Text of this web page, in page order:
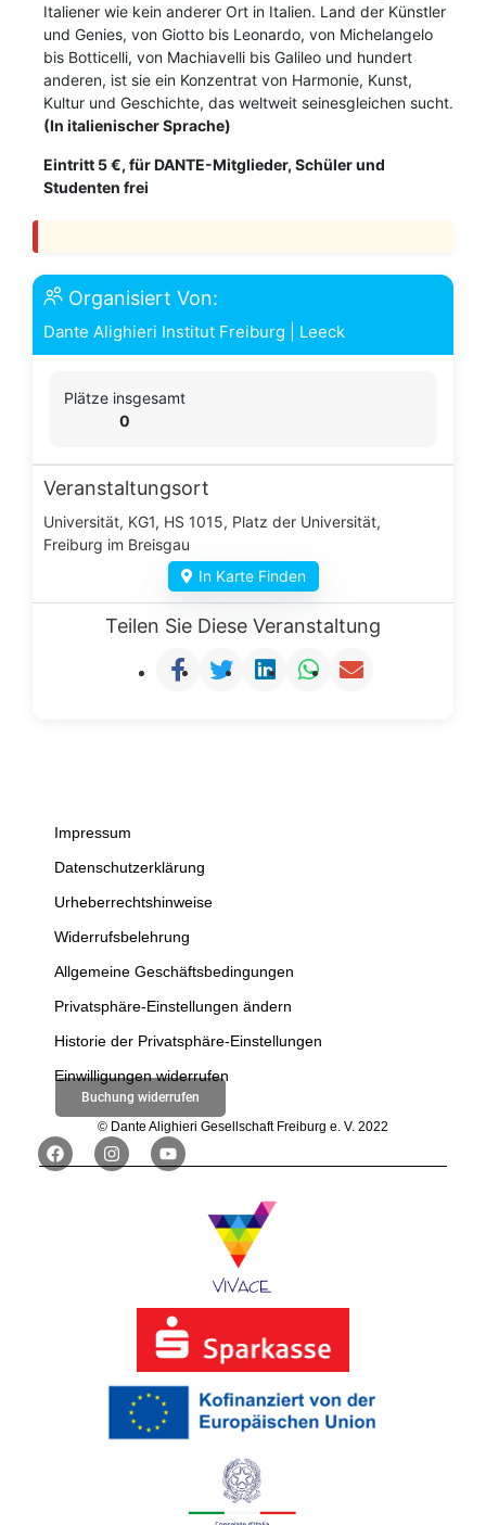
Italiener wie kein anderer Ort in Italien. Land der Künstler
und Genies, von Giotto bis Leonardo, von Michelangelo
bis Botticelli, von Machiavelli bis Galileo und hundert
anderen, ist sie ein Konzentrat von Harmonie, Kunst,
Kultur und Geschichte, das weltweit seinesgleichen sucht.
(In italienischer Sprache)
Eintritt 5 €, für DANTE-Mitglieder, Schüler und
Studenten frei
Organisiert Von:
Dante Alighieri Institut Freiburg Leeck
Plätze insgesamt
0
Veranstaltungsort
Universität, KG1, HS 1015, Platz der Universität,
Freiburg im Breisgau
In Karte Finden
Teilen Sie Diese Veranstaltung
Impressum
Datenschutzerklärung
Urheberrechtshinweise
Widerrufsbelehrung
Allgemeine Geschäftsbedingungen
Privatsphäre-Einstellungen ändern
Historie der Privatsphäre-Einstellungen
Einwilligungen widerrufen
© Dante Alighieri Gesellschaft Freiburg e. V. 2022
Buchung widerrufen